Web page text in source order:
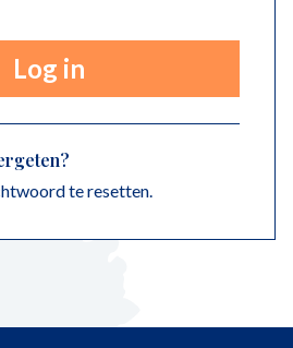
Log in
te resetten.